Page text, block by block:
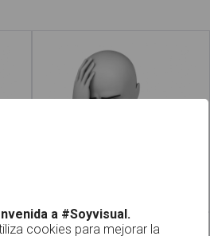
Preocupar
a #Soyvisual.
cookies para mejorar la